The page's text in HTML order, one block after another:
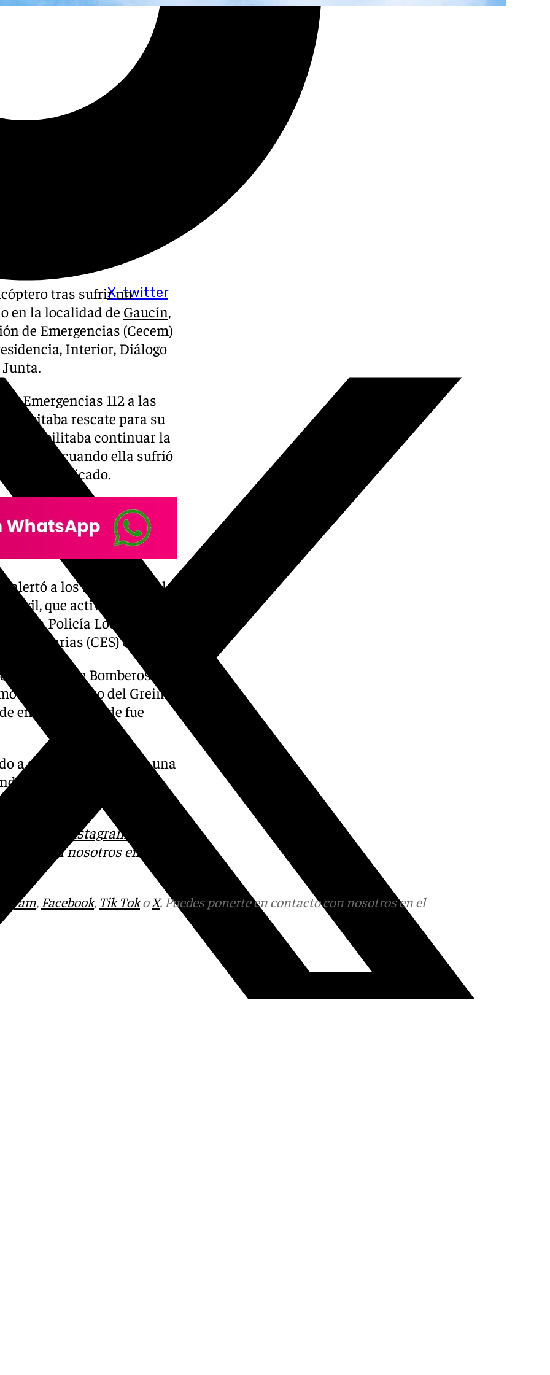
X-twitter
tras sufrir un
en la localidad de Gaucín,
de Emergencias (Cecem)
Interior, Diálogo
Emergencias 112 a las
solicitaba rescate para su
imposibilitaba continuar la
Hacho cuando ella sufrió
un comunicado.
alertó a los Bomberos del
que activó al Grupo
a la Policía Local de
Sanitarias (CES) 061.
de Bomberos de
el helicóptero del Greim,
encuentro donde fue
a su vez a la paciente, una
(Málaga) para su
Instagram
con nosotros en el
, Facebook, Tik TokoX. Puedes ponerte en contacto con nosotros en el